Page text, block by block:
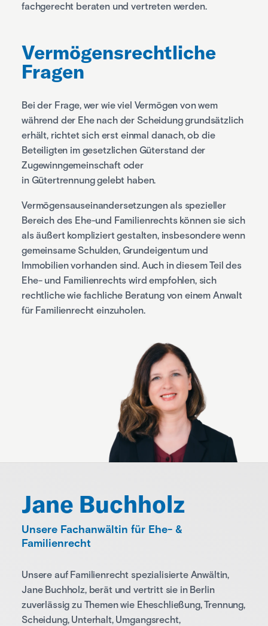
fachgerecht beraten und vertreten werden.
Vermögens­rechtliche
Fragen
Bei der Frage, wer wie viel Vermögen von wem
während der Ehe nach der Scheidung grundsätzlich
erhält, richtet sich erst einmal danach, ob die
Beteiligten im gesetzlichen Güterstand der
Zugewinngemeinschaft oder
in Gütertrennung gelebt haben.
Vermögensauseinandersetzungen als spezieller
Bereich des Ehe-und Familienrechts können sie sich
als äußert kompliziert gestalten, insbesondere wenn
gemeinsame Schulden, Grundeigentum und
Immobilien vorhanden sind. Auch in diesem Teil des
Ehe- und Familienrechts wird empfohlen, sich
rechtliche wie fachliche Beratung von einem Anwalt
für Familienrecht einzuholen.
Jane Buchholz
Unsere Fachanwältin für Ehe- &
Familienrecht
Unsere auf Familienrecht spezialisierte Anwältin,
Jane Buchholz, berät und vertritt sie in Berlin
zuverlässig zu Themen wie Eheschließung, Trennung,
Scheidung, Unterhalt, Umgangsrecht,